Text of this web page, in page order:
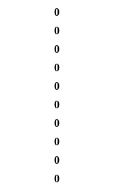
0
0
0
0
0
0
0
0
0
0